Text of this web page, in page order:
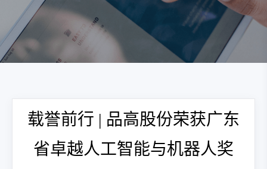
载誉前行 | 品高股份荣获广东
省卓越人工智能与机器人奖